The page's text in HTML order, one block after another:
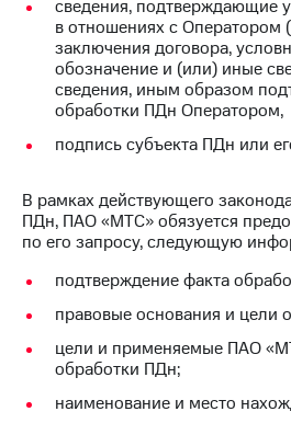
сведения, подтверждающие
в отношениях с Оператором
заключения договора,
обозначение и (или) иные
сведения, иным образом
обработки ПДн Оператором,
подпись субъекта ПДн или
В рамках действующего
ПДн, ПАО «МТС» обязуется
по его запросу, следующую
подтверждение факта
правовые основания и цели
цели и применяемые ПАО
обработки ПДн;
наименование и место